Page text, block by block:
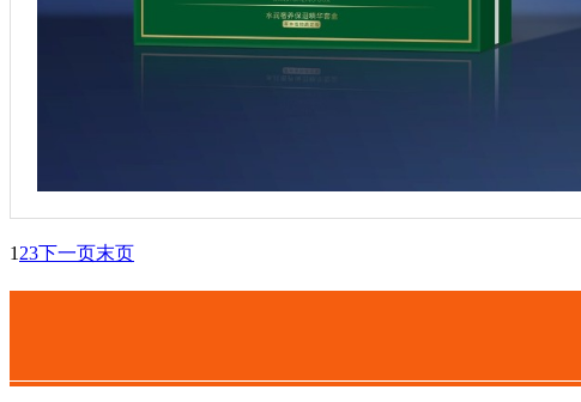
1 23下一页末页